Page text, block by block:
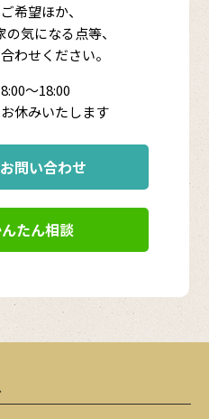
希望ほか、
気になる点等、
わせください。
～18:00
休みいたします
問い合わせ
たん相談